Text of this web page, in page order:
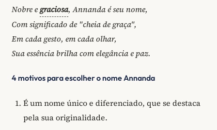
Nobre egraciosa, Annanda é seu nome,
Com significado de "cheia de graça",
Em cada gesto, em cada olhar,
Sua essência brilha com elegância e paz.
4 motivos para escolher o nome Annanda
É um nome único e diferenciado, que se destaca
pela sua originalidade.